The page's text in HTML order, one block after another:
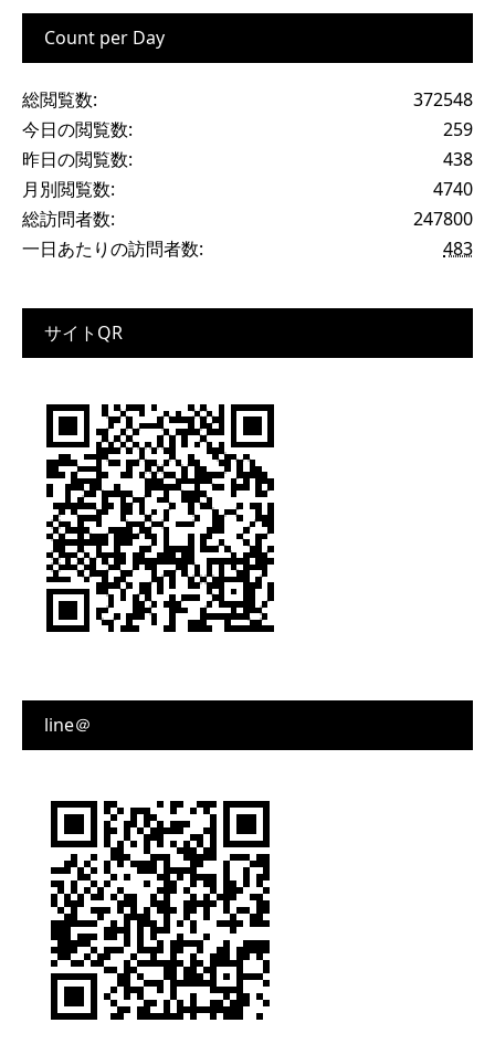
Count per Day
372548
総閲覧数:
259
今日の閲覧数:
438
昨日の閲覧数:
4740
月別閲覧数:
247800
総訪問者数:
483
一日あたりの訪問者数:
サイトQR
line＠